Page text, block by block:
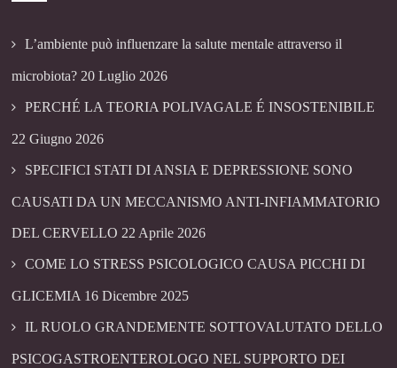
L’ambiente può influenzare la salute mentale attraverso il
microbiota? 20 Luglio 2026
PERCHÉ LA TEORIA POLIVAGALE É INSOSTENIBILE
22 Giugno 2026
SPECIFICI STATI DI ANSIA E DEPRESSIONE SONO
CAUSATI DA UN MECCANISMO ANTI-INFIAMMATORIO
DEL CERVELLO 22 Aprile 2026
COME LO STRESS PSICOLOGICO CAUSA PICCHI DI
GLICEMIA 16 Dicembre 2025
IL RUOLO GRANDEMENTE SOTTOVALUTATO DELLO
PSICOGASTROENTEROLOGO NEL SUPPORTO DEI